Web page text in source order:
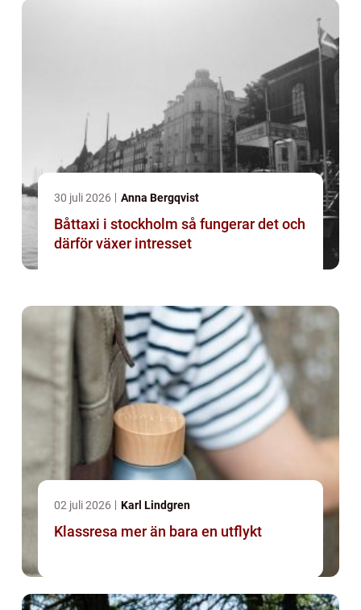
30 juli 2026 Anna Bergqvist
Båttaxi i stockholm så fungerar det och
därför växer intresset
02 juli 2026 Karl Lindgren
Klassresa mer än bara en utflykt